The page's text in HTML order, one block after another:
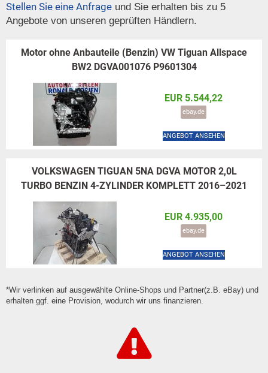
Stellen Sie eine Anfrage und Sie erhalten bis zu 5
Angebote von unseren geprüften Händlern.
Motor ohne Anbauteile (Benzin) VW Tiguan Allspace
BW2 DGVA001076 P9601304
EUR 5.544,22
ebay.de
ANGEBOT ANSEHEN
VOLKSWAGEN TIGUAN 5NA DGVA MOTOR 2,0L
TURBO BENZIN 4-ZYLINDER KOMPLETT 2016–2021
EUR 4.935,00
ebay.de
ANGEBOT ANSEHEN
*Wir verlinken auf ausgewählte Online-Shops und Partner(z.B. eBay) und
erhalten ggf. eine Provision, wodurch wir uns finanzieren.